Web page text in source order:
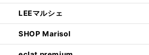
LEEマルシェ
SHOP Marisol